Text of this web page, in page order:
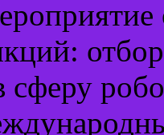
сферу